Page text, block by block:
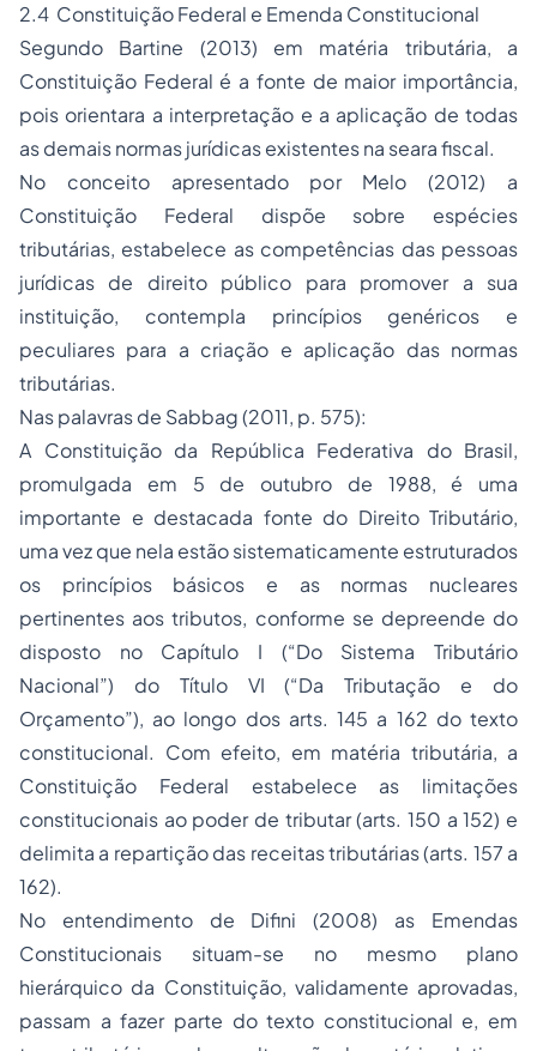
2.4 Constituição Federal e Emenda Constitucional
Segundo Bartine (2013) em matéria tributária, a
Constituição Federal é a fonte de maior importância,
pois orientara a interpretação e a aplicação de todas
as demais normas jurídicas existentes na seara fiscal.
No conceito apresentado por Melo (2012) a
Constituição Federal dispõe sobre espécies
tributárias, estabelece as competências das pessoas
jurídicas de direito público para promover a sua
instituição, contempla princípios genéricos e
peculiares para a criação e aplicação das normas
tributárias.
Nas palavras de Sabbag (2011, p. 575):
A Constituição da República Federativa do Brasil,
promulgada em 5 de outubro de 1988, é uma
importante e destacada fonte do Direito Tributário,
uma vez que nela estão sistematicamente estruturados
os princípios básicos e as normas nucleares
pertinentes aos tributos, conforme se depreende do
disposto no Capítulo I (“Do Sistema Tributário
Nacional”) do Título VI (“Da Tributação e do
Orçamento”), ao longo dos arts. 145 a 162 do texto
constitucional. Com efeito, em matéria tributária, a
Constituição Federal estabelece as limitações
constitucionais ao poder de tributar (arts. 150 a 152) e
delimita a repartição das receitas tributárias (arts. 157 a
162).
No entendimento de Difini (2008) as Emendas
Constitucionais situam-se no mesmo plano
hierárquico da Constituição, validamente aprovadas,
passam a fazer parte do texto constitucional e, em